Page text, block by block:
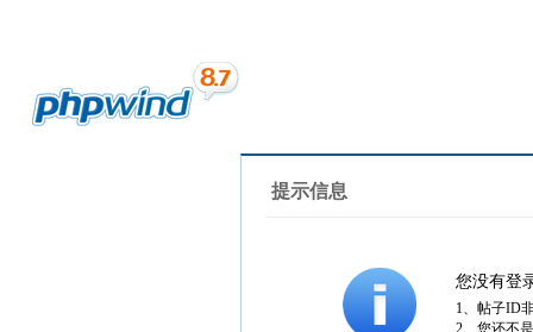
提示信息
您没有登
1、帖子ID
2、您还不